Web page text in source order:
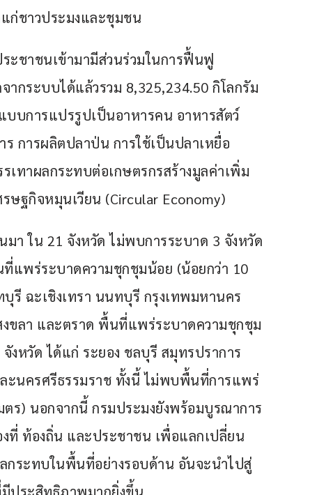
แก่ชาวประมงและชุมชน
ะชาชนเข้ามามีส่วนร่วมในการฟื้นฟู
กระบบได้แล้วรวม 8,325,234.50 กิโลกรัม
บการแปรรูปเป็นอาหารคน อาหารสัตว์
การผลิตปลาป่น การใช้เป็นปลาเหยื่อ
ทาผลกระทบต่อเกษตรกรสร้างมูลค่าเพิ่ม
ฐกิจหมุนเวียน (Circular Economy)
า ใน 21 จังหวัด ไม่พบการระบาด 3 จังหวัด
แพร่ระบาดความชุกชุมน้อย (น้อยกว่า 10
รี ฉะเชิงเทรา นนทบุรี กรุงเทพมหานคร
ขลา และตราด พื้นที่แพร่ระบาดความชุกชุม
งหวัด ได้แก่ ระยอง ชลบุรี สมุทรปราการ
ะนครศรีธรรมราช ทั้งนี้ ไม่พบพื้นที่การแพร่
ตร) นอกจากนี้ กรมประมงยังพร้อมบูรณาการ
ที่ ท้องถิ่น และประชาชน เพื่อแลกเปลี่ยน
ระทบในพื้นที่อย่างรอบด้าน อันจะนำไปสู่